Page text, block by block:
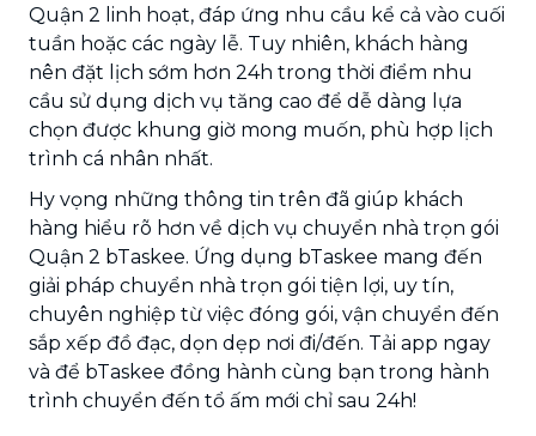
Quận 2 linh hoạt, đáp ứng nhu cầu kể cả vào cuối
tuần hoặc các ngày lễ. Tuy nhiên, khách hàng
nên đặt lịch sớm hơn 24h trong thời điểm nhu
cầu sử dụng dịch vụ tăng cao để dễ dàng lựa
chọn được khung giờ mong muốn, phù hợp lịch
trình cá nhân nhất.
Hy vọng những thông tin trên đã giúp khách
hàng hiểu rõ hơn về dịch vụ chuyển nhà trọn gói
Quận 2 bTaskee. Ứng dụng bTaskee mang đến
giải pháp chuyển nhà trọn gói tiện lợi, uy tín,
chuyên nghiệp từ việc đóng gói, vận chuyển đến
sắp xếp đồ đạc, dọn dẹp nơi đi/đến. Tải app ngay
và để bTaskee đồng hành cùng bạn trong hành
trình chuyển đến tổ ấm mới chỉ sau 24h!